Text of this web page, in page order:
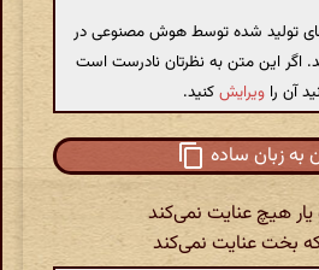
تولید شده توسط هوش مصنوعی در
اگر این متن به نظرتان نادرست است
آن را ویرایشکنید.
به زبان ساده
یار هیچ عنایت نمی‌کند
بخت عنایت نمی‌کند